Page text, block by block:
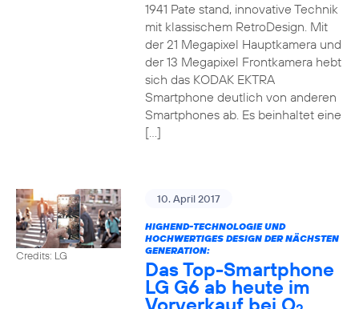
1941 Pate stand, innovative Technik
mit klassischem RetroDesign. Mit
der 21 Megapixel Hauptkamera und
der 13 Megapixel Frontkamera hebt
sich das KODAK EKTRA
Smartphone deutlich von anderen
Smartphones ab. Es beinhaltet eine
[…]
Credits: LG
10. April 2017
HIGHEND-TECHNOLOGIE UND
HOCHWERTIGES DESIGN DER NÄCHSTEN
GENERATION:
Das Top-Smartphone
LG G6 ab heute im
Vorverkauf bei O